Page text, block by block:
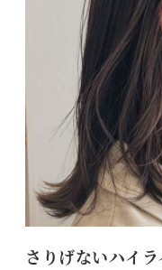
さりげないハイ